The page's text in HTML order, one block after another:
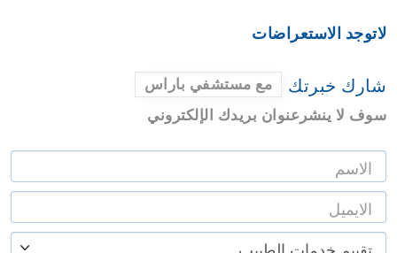
لاتوجد الاستعراضات
شارك خبرتك
مع مستشفي باراس
سوف لا ينشرعنوان بريدك الإلكتروني